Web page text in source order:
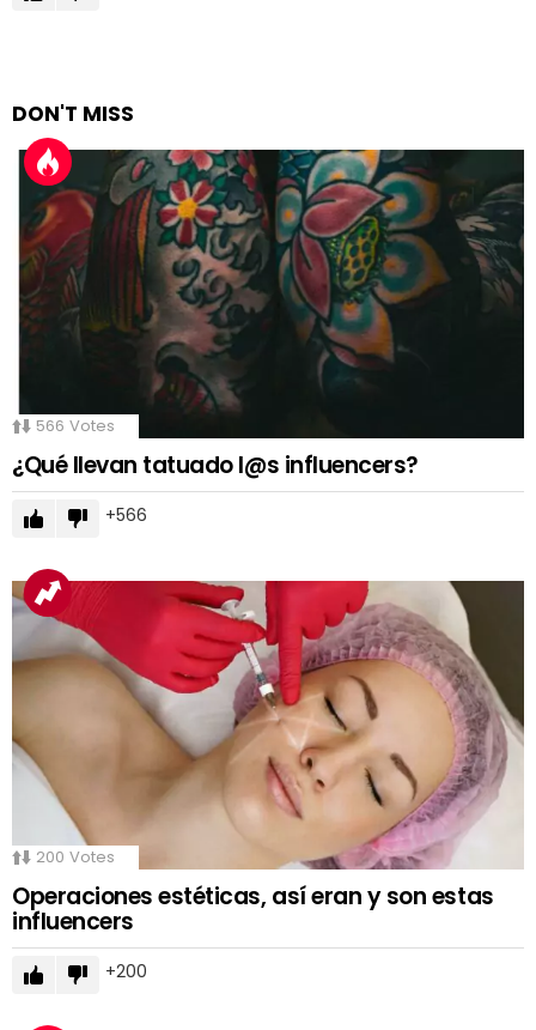
DON'T MISS
566 Votes
¿Qué llevan tatuado l@s influencers?
566
200 Votes
Operaciones estéticas, así eran y son estas
influencers
200